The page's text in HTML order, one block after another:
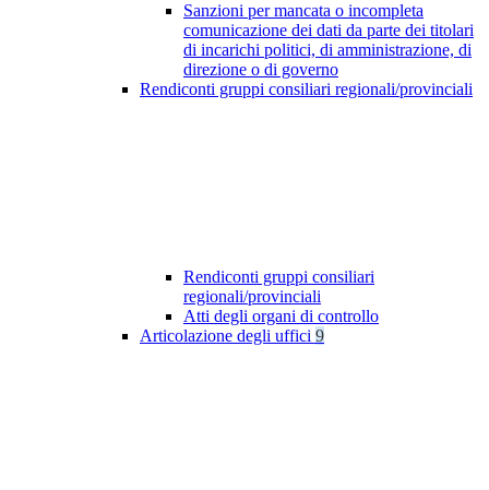
Sanzioni per mancata o incompleta
comunicazione dei dati da parte dei titolari
di incarichi politici, di amministrazione, di
direzione o di governo
Rendiconti gruppi consiliari regionali/provinciali
Rendiconti gruppi consiliari
regionali/provinciali
Atti degli organi di controllo
Articolazione degli uffici 9